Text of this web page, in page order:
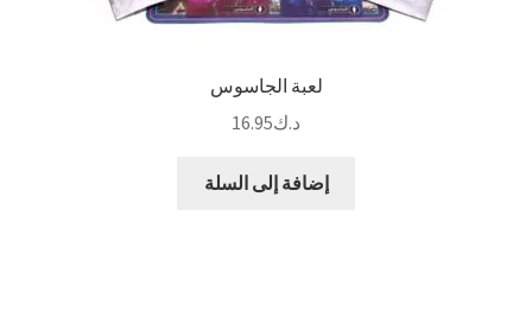
لعبة الجاسوس
د.ك16.95
إضافة إلى السلة